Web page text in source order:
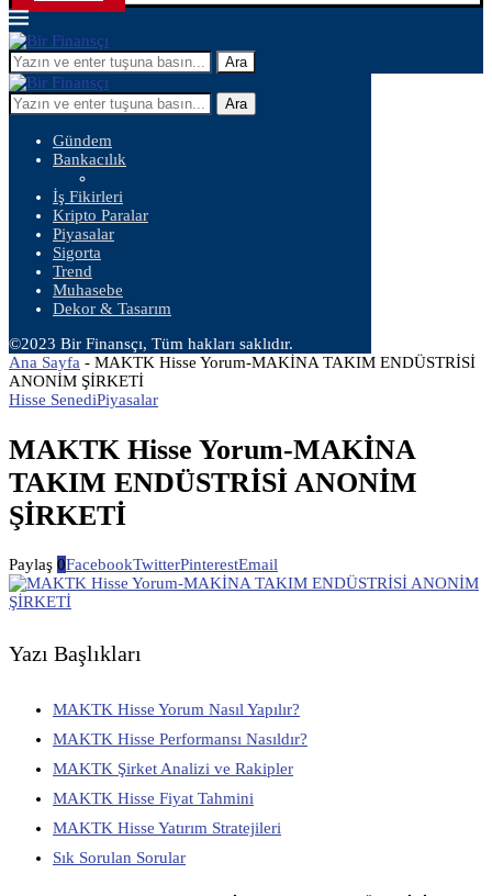
Ara
Ara
Gündem
Bankacılık
İş Fikirleri
Kripto Paralar
Piyasalar
Sigorta
Trend
Muhasebe
Dekor & Tasarım
©2023 Bir Finansçı, Tüm hakları saklıdır.
Ana Sayfa - MAKTK Hisse Yorum-MAKİNA TAKIM ENDÜSTRİSİ
ANONİM ŞİRKETİ
Hisse SenediPiyasalar
MAKTK Hisse Yorum-MAKİNA
TAKIM ENDÜSTRİSİ ANONİM
ŞİRKETİ
Paylaş 0FacebookTwitterPinterestEmail
Yazı Başlıkları
MAKTK Hisse Yorum Nasıl Yapılır?
MAKTK Hisse Performansı Nasıldır?
MAKTK Şirket Analizi ve Rakipler
MAKTK Hisse Fiyat Tahmini
MAKTK Hisse Yatırım Stratejileri
Sık Sorulan Sorular